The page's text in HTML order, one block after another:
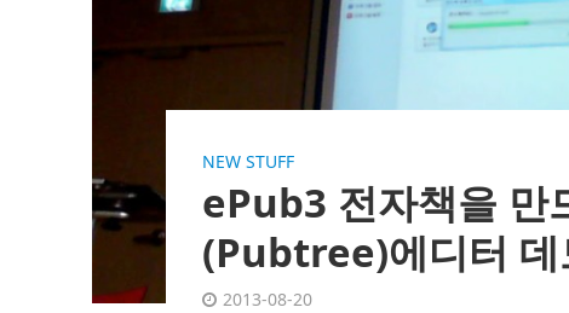
NEW STUFF
ePub3 전자책을 만
(Pubtree)에디터 데
2013-08-20